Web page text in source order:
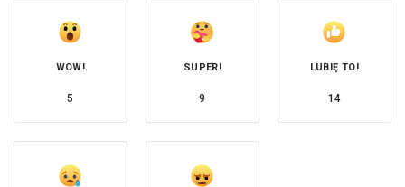
WOW!
5
SUPER!
9
LUBIĘ TO!
14